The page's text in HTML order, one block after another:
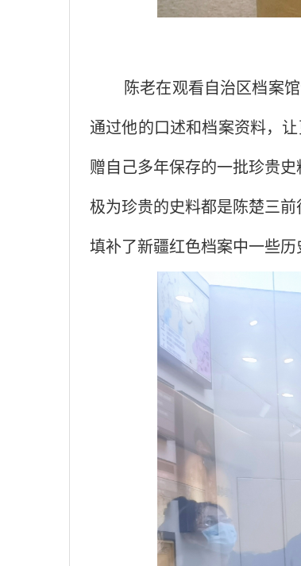
陈老在观看自治区档案馆
通过他的口述和档案资料，
赠自己多年保存的一批珍贵
极为珍贵的史料都是陈楚三
填补了新疆红色档案中一些